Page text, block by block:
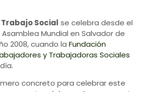
Social se celebra desde el
Asamblea Mundial en Salvador de
2008, cuando la Fundación
y Trabajadoras Sociales
concreto para celebrar este